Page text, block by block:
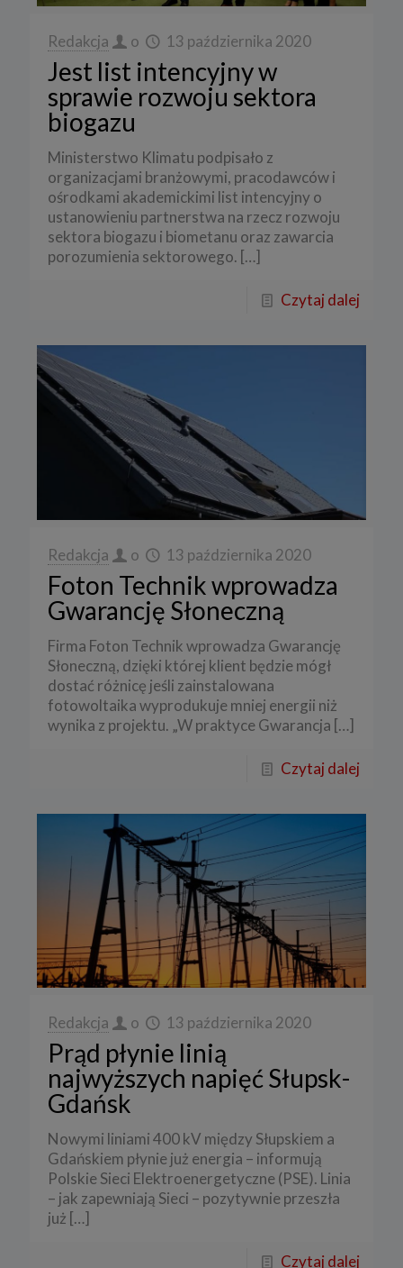
Redakcja o 13 października 2020
Jest list intencyjny w
sprawie rozwoju sektora
biogazu
Ministerstwo Klimatu podpisało z
organizacjami branżowymi, pracodawców i
ośrodkami akademickimi list intencyjny o
ustanowieniu partnerstwa na rzecz rozwoju
sektora biogazu i biometanu oraz zawarcia
porozumienia sektorowego. […]
Czytaj dalej
Redakcja o 13 października 2020
Foton Technik wprowadza
Gwarancję Słoneczną
Firma Foton Technik wprowadza Gwarancję
Słoneczną, dzięki której klient będzie mógł
dostać różnicę jeśli zainstalowana
fotowoltaika wyprodukuje mniej energii niż
wynika z projektu. „W praktyce Gwarancja […]
Czytaj dalej
Redakcja o 13 października 2020
Prąd płynie linią
najwyższych napięć Słupsk-
Gdańsk
Nowymi liniami 400 kV między Słupskiem a
Gdańskiem płynie już energia – informują
Polskie Sieci Elektroenergetyczne (PSE). Linia
– jak zapewniają Sieci – pozytywnie przeszła
już […]
Czytaj dalej